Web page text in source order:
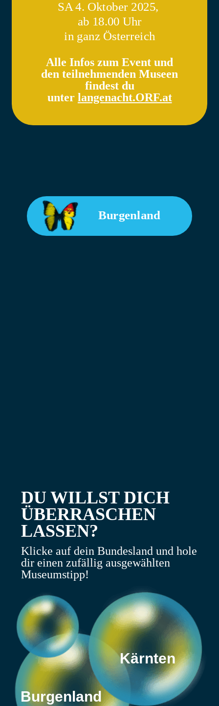
Alle Infos zum Event und
den teilnehmenden Museen
findest du
unter langenacht.ORF.at
SA 4. Oktober 2025,
ab 18.00 Uhr
in ganz Österreich
Burgenland
DU WILLST DICH
ÜBERRASCHEN
LASSEN?
Klicke auf dein Bundesland und hole
dir einen zufällig ausgewählten
Museumstipp!
Kärnten
Burgenland